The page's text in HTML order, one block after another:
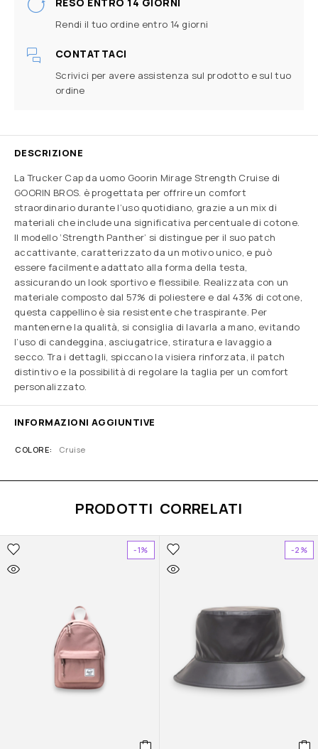
RESO ENTRO 14 GIORNI
Rendi il tuo ordine entro 14 giorni
CONTATTACI
Scrivici per avere assistenza sul prodotto e sul tuo
ordine
DESCRIZIONE
La Trucker Cap da uomo Goorin Mirage Strength Cruise di
GOORIN BROS. è progettata per offrire un comfort
straordinario durante l’uso quotidiano, grazie a un mix di
materiali che include una significativa percentuale di cotone.
Il modello ‘Strength Panther’ si distingue per il suo patch
accattivante, caratterizzato da un motivo unico, e può
essere facilmente adattato alla forma della testa,
assicurando un look sportivo e flessibile. Realizzata con un
materiale composto dal 57% di poliestere e dal 43% di cotone,
questa cappellino è sia resistente che traspirante. Per
mantenerne la qualità, si consiglia di lavarla a mano, evitando
l’uso di candeggina, asciugatrice, stiratura e lavaggio a
secco. Tra i dettagli, spiccano la visiera rinforzata, il patch
distintivo e la possibilità di regolare la taglia per un comfort
personalizzato.
INFORMAZIONI AGGIUNTIVE
COLORE Cruise
PRODOTTI CORRELATI
-1% -2%